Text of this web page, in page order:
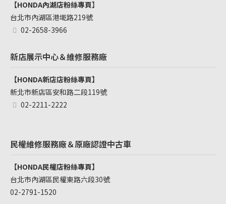
【HONDA內湖店粉絲專頁】
台北市內湖區港墘路219號
02-2658-3966
新店展示中心＆維修服務廠
【HONDA新店店粉絲專頁】
新北市新店區安和路二段119號
02-2211-2222
民權維修服務廠＆原廠認證中古車
【HONDA民權店粉絲專頁】
台北市內湖區民權東路六段30號
02-2791-1520